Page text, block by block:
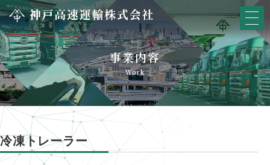
事業内容
Work
冷凍トレーラー